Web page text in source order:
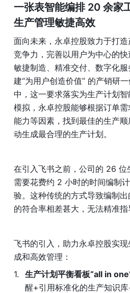
一张表智能编排 20 余家
生产管理敏捷高效
面向未来，永卓控股致力于打造
竞争力，完善以用户为中心的快
敏捷制造、精准交付、数字化
建“为用户创造价值” 的产销研
中，这一要求落实为生产计划
模拟，永卓控股能够根据订单
能力等因素，找到最佳的生产
动生成最合理的生产计划。
在引入飞书之前，公司的 26 位
需要花费约 2 小时的时间编制
验。这种传统的方式导致编制
的符合率相差甚大，无法精准指
飞书的引入，助力永卓控股实
成和高效管理：
生产计划平衡看板“all in
醒+引用标准化的生产知识